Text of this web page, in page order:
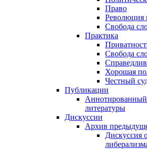
Право
Революция
Свобода
Практика
Свобода
Хорошая
Честный
Публикации
Аннотированный
литературы
Дискуссии
Архив
Дискуссия